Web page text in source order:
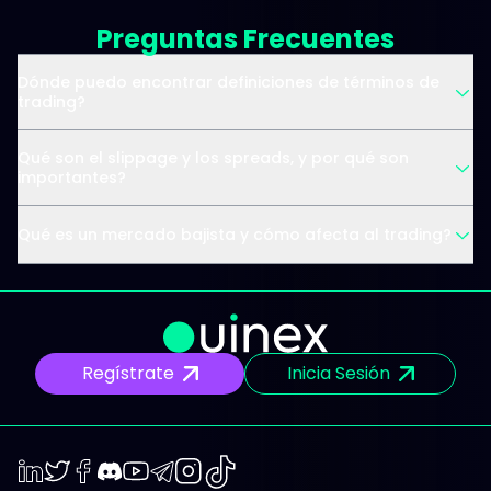
Preguntas Frecuentes
Regístrate Inicia Sesión